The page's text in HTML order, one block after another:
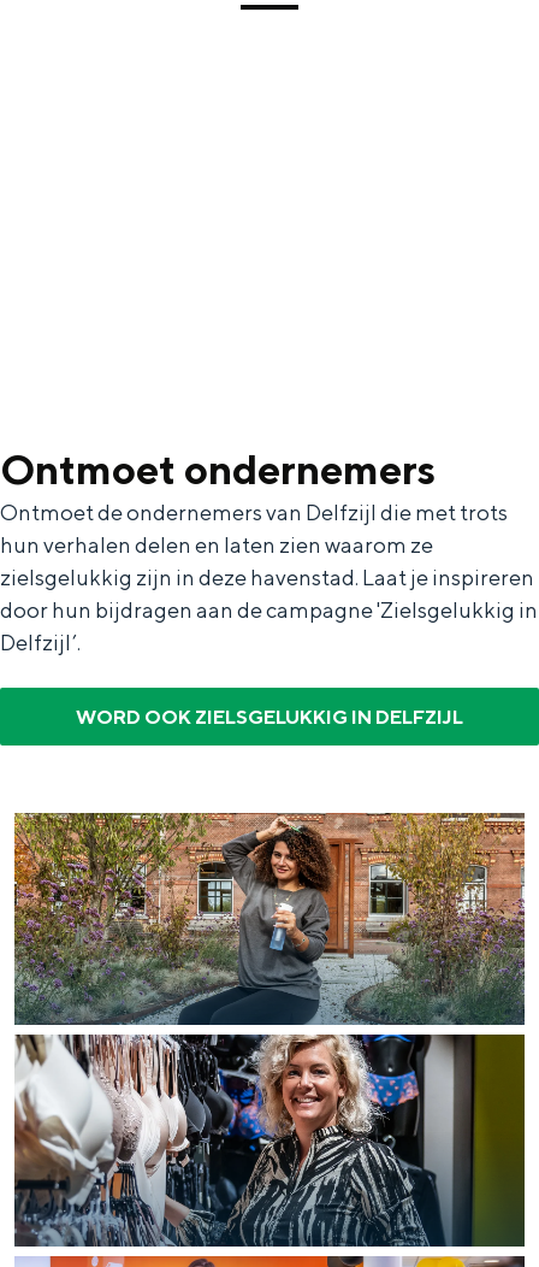
Ontmoet ondernemers
Ontmoet de ondernemers van Delfzijl die met trots
hun verhalen delen en laten zien waarom ze
zielsgelukkig zijn in deze havenstad. Laat je inspireren
door hun bijdragen aan de campagne 'Zielsgelukkig in
Delfzijl’.
WORD OOK ZIELSGELUKKIG IN DELFZIJL